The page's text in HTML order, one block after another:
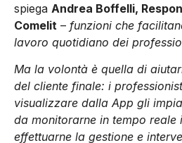
spiega Andrea Boffelli,
Comelit – funzioni che
lavoro quotidiano dei
Ma la volontà è quella di
del cliente finale: i
visualizzare dalla App gli
da monitorarne in tempo reale
effettuarne la gestione e